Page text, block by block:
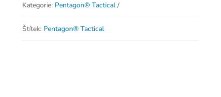
Kategorie: Pentagon® Tactical
Štítek: Pentagon® Tactical